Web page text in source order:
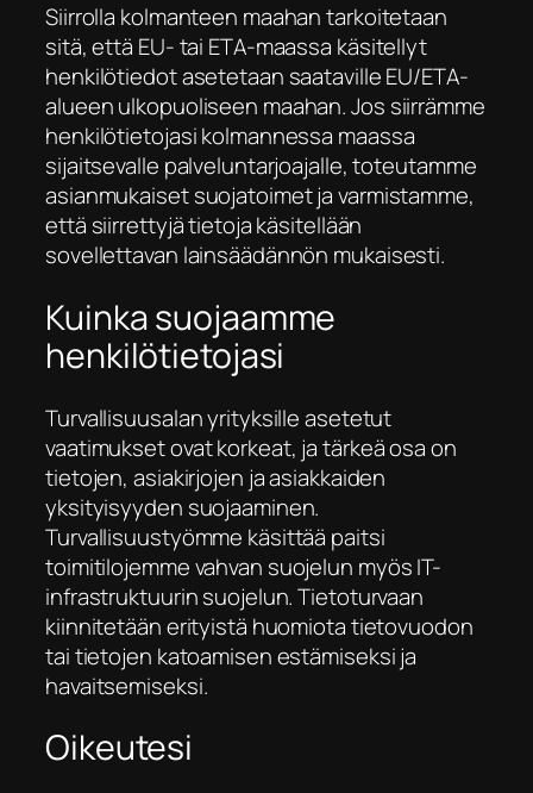
Siirrolla kolmanteen maahan tarkoitetaan
sitä, että EU- tai ETA-maassa käsitellyt
henkilötiedot asetetaan saataville EU/ETA-
alueen ulkopuoliseen maahan. Jos siirrämme
henkilötietojasi kolmannessa maassa
sijaitsevalle palveluntarjoajalle, toteutamme
asianmukaiset suojatoimet ja varmistamme,
että siirrettyjä tietoja käsitellään
sovellettavan lainsäädännön mukaisesti.
Kuinka suojaamme
henkilötietojasi
Turvallisuusalan yrityksille asetetut
vaatimukset ovat korkeat, ja tärkeä osa on
tietojen, asiakirjojen ja asiakkaiden
yksityisyyden suojaaminen.
Turvallisuustyömme käsittää paitsi
toimitilojemme vahvan suojelun myös IT-
infrastruktuurin suojelun. Tietoturvaan
kiinnitetään erityistä huomiota tietovuodon
tai tietojen katoamisen estämiseksi ja
havaitsemiseksi.
Oikeutesi